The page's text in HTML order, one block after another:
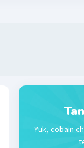
Yuk, cobain